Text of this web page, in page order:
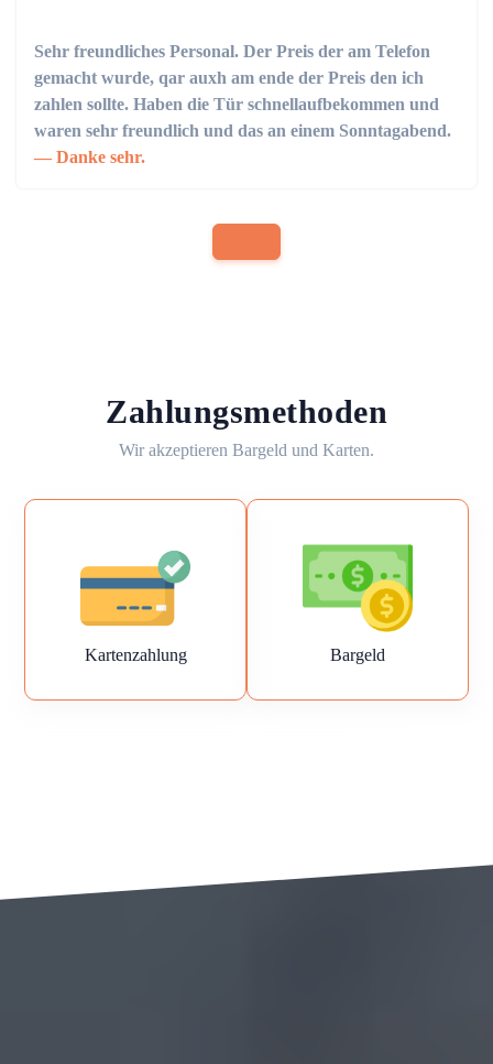
Sehr freundliches Personal. Der Preis der am Telefon
gemacht wurde, qar auxh am ende der Preis den ich
zahlen sollte. Haben die Tür schnellaufbekommen und
waren sehr freundlich und das an einem Sonntagabend.
Danke sehr.
Zahlungsmethoden
Wir akzeptieren Bargeld und Karten.
Kartenzahlung Bargeld